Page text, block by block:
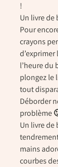
!
Un livre de
Pour
crayons
l’heure du
plongez le
tout
Déborder
problème
Un livre de
mains
courbes